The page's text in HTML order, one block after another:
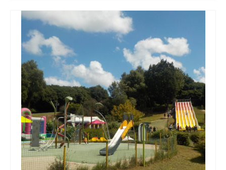
Service Insertion
Médiation Santé
Espace Bénévoles
Scolarisation
LE SOUTIEN SCOLAIRE
Le CNED
L’UPS
Actualités